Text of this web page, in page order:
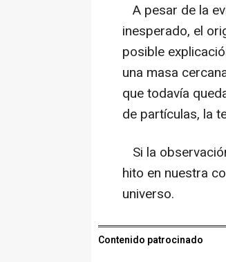
A pesar de la
inesperado, el
posible
una masa
que todavía
de partículas, la
Si la
hito en nuestra
universo.
Contenido patrocinado